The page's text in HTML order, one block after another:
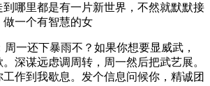
哪里都是有一片新世界，不然就默默接
一个有智慧的女
一还下暴雨不？如果你想要显威武，
深谋远虑调周转，周一然后把武艺展。
工作到我歇息。发个信息问候你，精诚团